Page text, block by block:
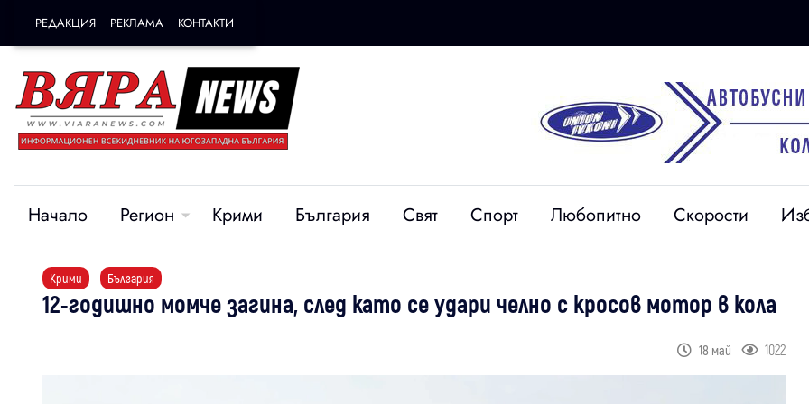
РЕДАКЦИЯ РЕКЛАМА КОНТАКТИ
Начало Регион Крими България Свят Спорт Любопитно Скорости
Крими България
12-годишно момче загина, след като се удари челно с кросов мотор в кола
18 май 1022